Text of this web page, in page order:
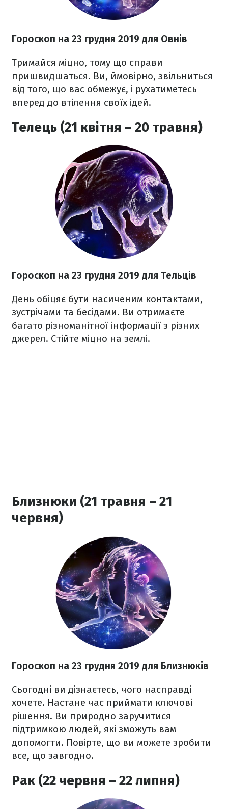
Гороскоп на 23 грудня 2019 для Овнів
Тримайся міцно, тому що справи
пришвидшаться. Ви, ймовірно, звільниться
від того, що вас обмежує, і рухатиметесь
вперед до втілення своїх ідей.
Телець (21 квітня – 20 травня)
Гороскоп на 23 грудня 2019 для Тельців
День обіцяє бути насиченим контактами,
зустрічами та бесідами. Ви отримаєте
багато різноманітної інформації з різних
джерел. Стійте міцно на землі.
Близнюки (21 травня – 21
червня)
Гороскоп на 23 грудня 2019 для Близнюків
Сьогодні ви дізнаєтесь, чого насправді
хочете. Настане час приймати ключові
рішення. Ви природно заручитися
підтримкою людей, які зможуть вам
допомогти. Повірте, що ви можете зробити
все, що завгодно.
Рак (22 червня – 22 липня)